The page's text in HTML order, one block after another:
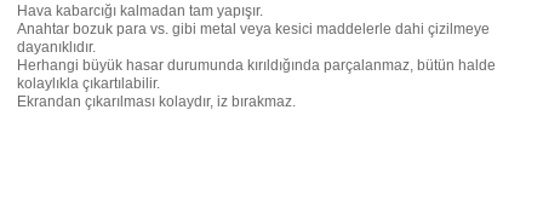
Hava kabarcığı kalmadan tam yapışır.
Anahtar bozuk para vs. gibi metal veya kesici maddelerle dahi çizilmeye
dayanıklıdır.
Herhangi büyük hasar durumunda kırıldığında parçalanmaz, bütün halde
kolaylıkla çıkartılabilir.
Ekrandan çıkarılması kolaydır, iz bırakmaz.